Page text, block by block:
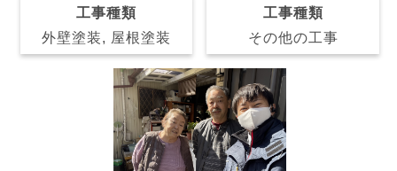
工事種類
外壁塗装, 屋根塗装
工事種類
その他の工事